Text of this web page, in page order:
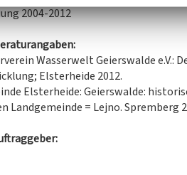
2004-2012
Wasserwelt Geierswalde e.V.:
Elsterheide 2012.
Elsterheide: Geierswalde:
Landgemeinde = Lejno. Spremberg